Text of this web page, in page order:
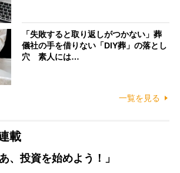
「失敗すると取り返しがつかない」葬
儀社の手を借りない「DIY葬」の落とし
穴 素人には…
一覧を見る
載
、投資を始めよう！」